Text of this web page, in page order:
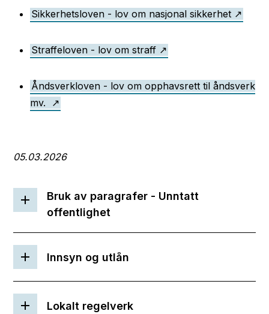
Sikkerhetsloven - lov om nasjonal sikkerhet
Straffeloven - lov om straff
Åndsverkloven - lov om opphavsrett til åndsverk
mv.
05.03.2026
Bruk av paragrafer - Unntatt
offentlighet
Innsyn og utlån
Lokalt regelverk